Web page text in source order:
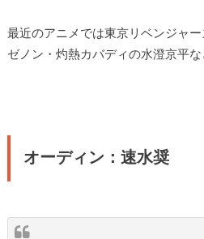
最近のアニメでは東京リベンジャ
ゼノン・灼熱カバディの水澄京平な
オーディン：速水奨